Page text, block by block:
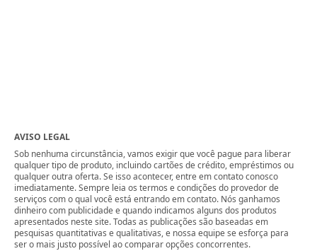
AVISO LEGAL
Sob nenhuma circunstância, vamos exigir que você pague para liberar
qualquer tipo de produto, incluindo cartões de crédito, empréstimos ou
qualquer outra oferta. Se isso acontecer, entre em contato conosco
imediatamente. Sempre leia os termos e condições do provedor de
serviços com o qual você está entrando em contato. Nós ganhamos
dinheiro com publicidade e quando indicamos alguns dos produtos
apresentados neste site. Todas as publicações são baseadas em
pesquisas quantitativas e qualitativas, e nossa equipe se esforça para
ser o mais justo possível ao comparar opções concorrentes.